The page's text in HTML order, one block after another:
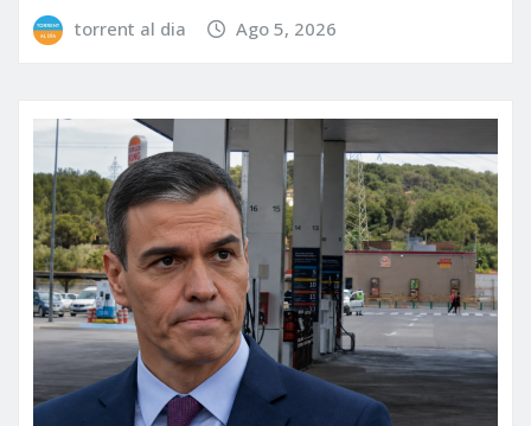
torrent al dia Ago 5, 2026